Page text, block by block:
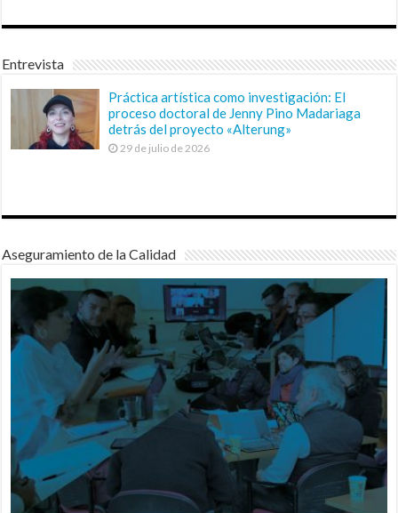
Entrevista
Práctica artística como investigación: El
proceso doctoral de Jenny Pino Madariaga
detrás del proyecto «Alterung»
29 de julio de 2026
Aseguramiento de la Calidad